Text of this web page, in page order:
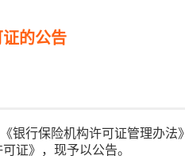
的公告
银行保险机构许可证管理办法》
证》，现予以公告。